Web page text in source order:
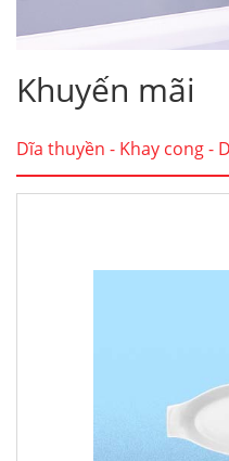
Khuyến mãi
Dĩa thuyền - Khay cong -